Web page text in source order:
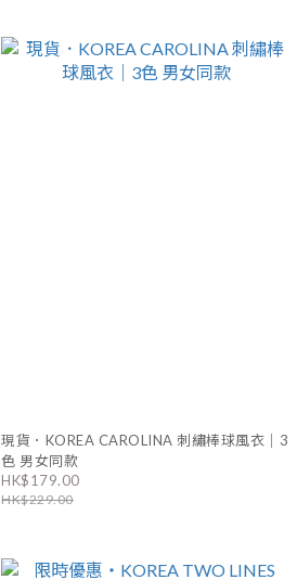
現貨．KOREA CAROLINA 刺繡棒球風衣｜3
色 男女同款
HK$179.00
HK$229.00